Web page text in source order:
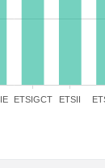
ETSIGCT ETSII